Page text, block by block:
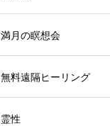
満月の瞑想会
無料遠隔ヒーリング
霊性